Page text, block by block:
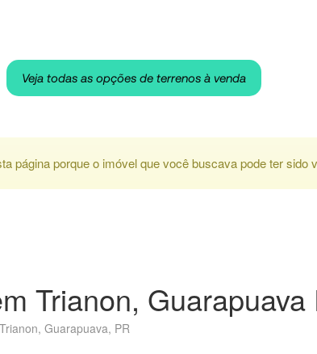
Veja todas as opções de terrenos à venda
página porque o imóvel que você buscava pode ter sido
Trianon,
Guarapuava, PR